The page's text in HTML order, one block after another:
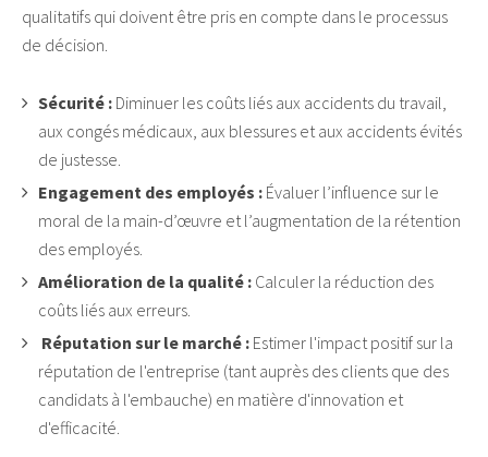
qualitatifs qui doivent être pris en compte dans le processus
de décision.
Sécurité : Diminuer les coûts liés aux accidents du travail,
aux congés médicaux, aux blessures et aux accidents évités
de justesse.
Engagement des employés : Évaluer l’influence sur le
moral de la main-d’œuvre et l’augmentation de la rétention
des employés.
Amélioration de la qualité : Calculer la réduction des
coûts liés aux erreurs.
Réputation sur le marché : Estimer l'impact positif sur la
réputation de l'entreprise (tant auprès des clients que des
candidats à l'embauche) en matière d'innovation et
d'efficacité.